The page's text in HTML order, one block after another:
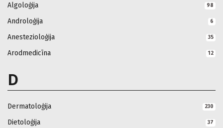
Algoloģija 98
Androloģija 6
Anestezioloģija 35
Arodmedicīna 12
D
Dermatoloģija 230
Dietoloģija 37